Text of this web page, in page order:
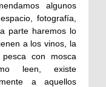
algunos
fotografía,
parte haremos lo
a los vinos, la
con mosca
leen, existe
a aquellos